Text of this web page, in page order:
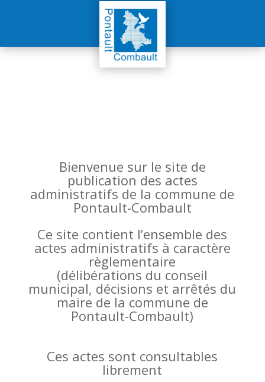
Bienvenue sur le site de
publication des actes
administratifs de la commune de
Pontault-Combault
Ce site contient l’ensemble des
actes administratifs à caractère
règlementaire
(délibérations du conseil
municipal, décisions et arrêtés du
maire de la commune de
Pontault-Combault)
Ces actes sont consultables
librement